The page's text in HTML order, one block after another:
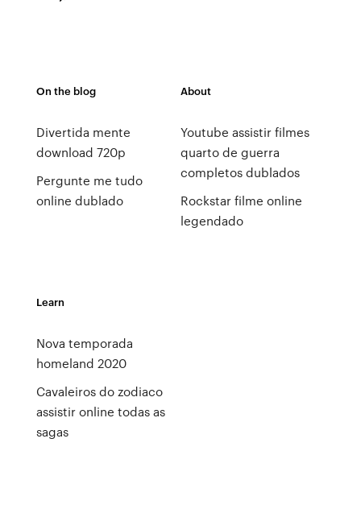
On the blog
Divertida mente
download 720p
Pergunte me tudo
online dublado
About
Youtube assistir filmes
quarto de guerra
completos dublados
Rockstar filme online
legendado
Learn
Nova temporada
homeland 2020
Cavaleiros do zodiaco
assistir online todas as
sagas